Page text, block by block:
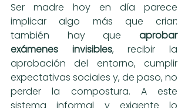
Ser madre hoy en día parece
implicar algo más que criar:
también hay que aprobar
exámenes invisibles, recibir la
aprobación del entorno, cumplir
expectativas sociales y, de paso, no
perder la compostura. A este